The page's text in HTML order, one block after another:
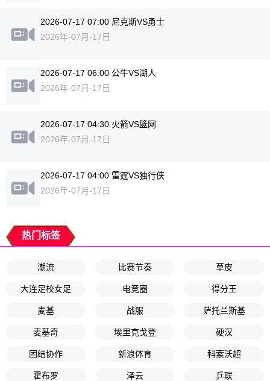
2026-07-17 07:00 尼克斯VS勇士
2026年-07月-17日
2026-07-17 06:00 公牛VS湖人
2026年-07月-17日
2026-07-17 04:30 火箭VS篮网
2026年-07月-17日
2026-07-17 04:00 雷霆VS独行侠
2026年-07月-17日
热门标签
潮流 比赛节奏 草皮
大连足校女足 电竞圈 得分王
麦基 战服 萨托兰斯基
麦基奇 埃里克戈登 硬汉
团结协作 新浪体育 科索沃超
霍布罗 泽云 乒联